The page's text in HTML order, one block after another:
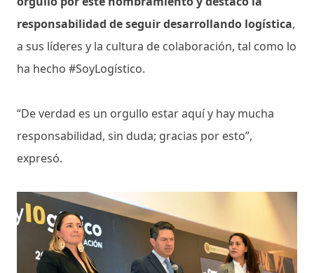
responsabilidad de seguir desarrollando logística,
a sus líderes y la cultura de colaboración, tal como lo
ha hecho #SoyLogístico.
“De verdad es un orgullo estar aquí y hay mucha
responsabilidad, sin duda; gracias por esto”,
expresó.